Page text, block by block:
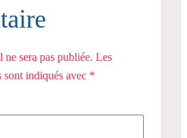
ne sera pas publiée. Les
sont indiqués avec *